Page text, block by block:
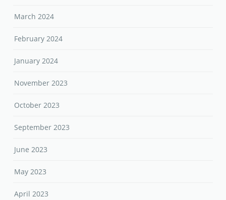
March 2024
February 2024
January 2024
November 2023
October 2023
September 2023
June 2023
May 2023
April 2023